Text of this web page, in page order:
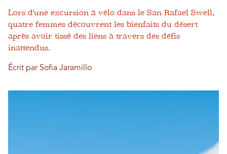
Lors d'une excursion à vélo dans le San Rafael Swell,
quatre femmes découvrent les bienfaits du désert
après avoir tissé des liens à travers des défis
inattendus.
Écrit par Sofia Jaramillo